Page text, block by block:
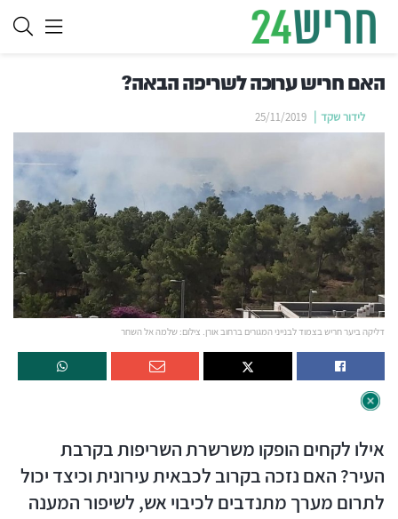
האם חריש ערוכה לשריפה הבאה?
לידור שקד 25/11/2019
דליקה ביער חריש בצמוד לבנייני המגורים ברחוב אורן. צילום: שלמה אל השחר
אילו לקחים הופקו משרשרת השריפות בקרבת
העיר? האם נזכה בקרוב לכבאית עירונית וכיצד יכול
לתרום מערך מתנדבים לכיבוי אש, לשיפור המענה